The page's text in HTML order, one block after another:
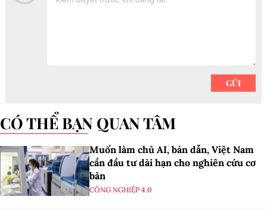
CÓ THỂ BẠN QUAN TÂM
Muốn làm chủ AI, bán dẫn, Việt Nam
cần đầu tư dài hạn cho nghiên cứu cơ
bản
CÔNG NGHIỆP 4.0